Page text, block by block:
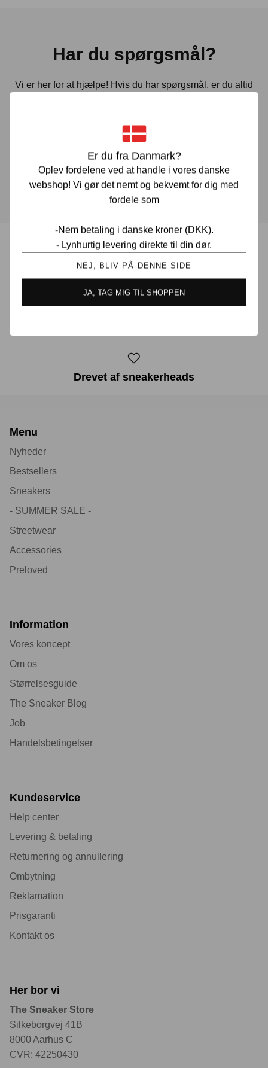
Er du fra Danmark?
Oplev fordelene ved at handle i vores danske
webshop! Vi gør det nemt og bekvemt for dig med
fordele som
-Nem betaling i danske kroner (DKK).
- Lynhurtig levering direkte til din dør.
NEJ, BLIV PÅ DENNE SIDE
JA, TAG MIG TIL SHOPPEN
Har du spørgsmål?
Vi er her for at hjælpe! Hvis du har spørgsmål, er du altid
muligt.
KONTAKT OS
Prisgaranti i Danmark
Drevet af sneakerheads
Menu
Nyheder
Bestsellers
Sneakers
- SUMMER SALE -
Streetwear
Accessories
Preloved
Information
Vores koncept
Om os
Størrelsesguide
The Sneaker Blog
Job
Handelsbetingelser
Kundeservice
Help center
Levering & betaling
Returnering og annullering
Ombytning
Reklamation
Prisgaranti
Kontakt os
Her bor vi
The Sneaker Store
Silkeborgvej 41B
8000 Aarhus C
CVR: 42250430